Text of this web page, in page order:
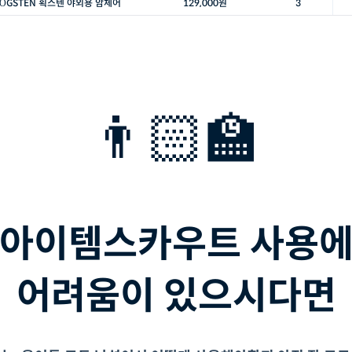
획스텐 야외용 암체어 129,000원 3
👨🏻‍🏫
이템스카우트 사용